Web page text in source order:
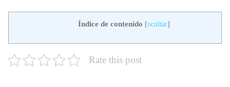
Índice de contenido [ocultar]
Rate this post